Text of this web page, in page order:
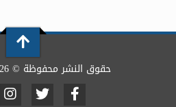
حقوق النشر محفوظة © 2026 موقع المرجع